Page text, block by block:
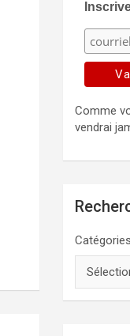
Comme
vendrai
Catégories